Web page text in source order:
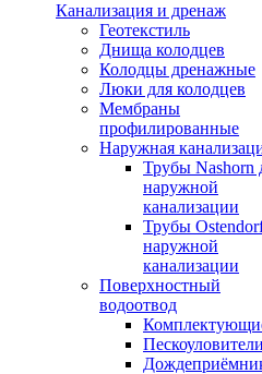
Канализация и дренаж
Геотекстиль
Днища колодцев
Колодцы дренажные
Люки для колодцев
Мембраны
профилированные
Наружная
Трубы Nashorn
наружной
канализации
Трубы
наружной
канализации
Поверхностный
водоотвод
Пескоуловители